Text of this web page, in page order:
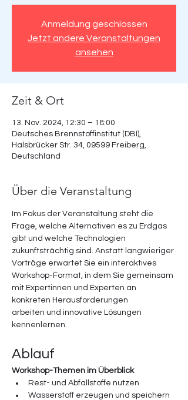
Anmeldung geschlossen
Jetzt andere Veranstaltungen
ansehen
Zeit & Ort
13. Nov. 2024, 12:30 – 18:00
Deutsches Brennstoffinstitut (DBI),
Halsbrücker Str. 34, 09599 Freiberg,
Deutschland
Über die Veranstaltung
Im Fokus der Veranstaltung steht die
Frage, welche Alternativen es zu Erdgas
gibt und welche Technologien
zukunftsträchtig sind. Anstatt langwieriger
Vorträge erwartet Sie ein interaktives
Workshop-Format, in dem Sie gemeinsam
mit Expertinnen und Experten an
konkreten Herausforderungen
arbeiten und innovative Lösungen
kennenlernen.
Ablauf
Workshop-Themen im Überblick
Rest- und Abfallstoffe nutzen
Wasserstoff erzeugen und speichern